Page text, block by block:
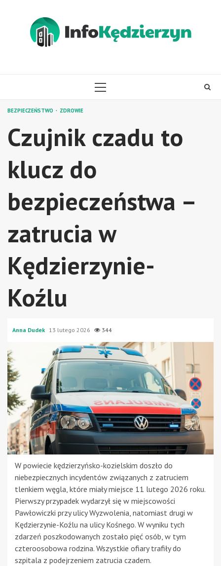
PRIMARY
BEZPIECZEŃSTWO ZDROWIE
Czujnik czadu to
klucz do
bezpieczeństwa –
zatrucia w
Kędzierzynie-
Koźlu
Anna Dudek 13 lutego 2026 344
W powiecie kędzierzyńsko-kozielskim doszło do
niebezpiecznych incydentów związanych z zatruciem
tlenkiem węgla, które miały miejsce 11 lutego 2026 roku.
Pierwszy przypadek wydarzył się w miejscowości
Pawłowiczki przy ulicy Wyzwolenia, natomiast drugi w
Kędzierzynie-Koźlu na ulicy Kośnego. W wyniku tych
zdarzeń poszkodowanych zostało pięć osób, w tym
czteroosobowa rodzina. Wszystkie ofiary trafiły do
szpitala z podejrzeniem zatrucia czadem.